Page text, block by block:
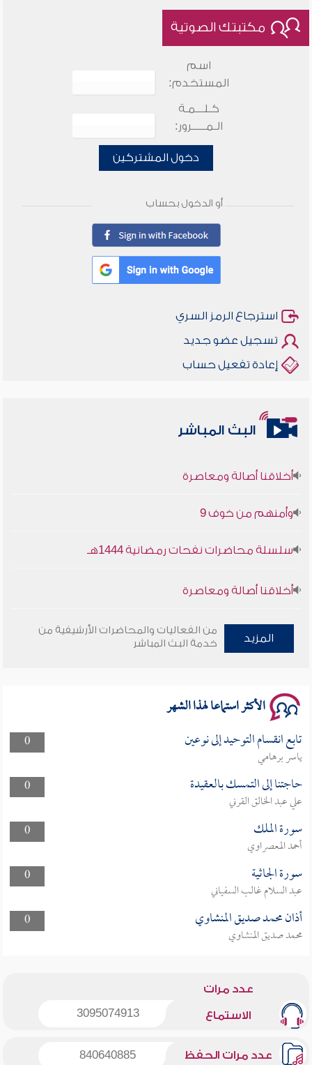
مكتبتك الصوتية
اسم
المستخدم:
كـلـــمـة
الـمـــــرور:
دخول المشتركين
أو الدخول بحساب
استرجاع الرمز السري
تسجيل عضو جديد
إعادة تفعيل حساب
البث المباشر
سلسلة محاضرات نفحات رمضانية 1444هـ
المزيد
من الفعاليات والمحاضرات الأرشيفية من
خدمة البث المباشر
الأكثر استماعا لهذا الشهر
0 تابع انقسام التوحيد إلى نوعين
ياسر برهامي
0
حاجتنا إلى التمسك بالعقيدة
علي عبد الخالق القرني
0
سورة الملك
أحمد المعصراوي
0
سورة الجاثية
عبد السلام غالب السفياني
0
أذان محمد صديق المنشاوي
محمد صديق المنشاوي
عدد مرات
الاستماع 3095074913
عدد مرات الحفظ 840640885